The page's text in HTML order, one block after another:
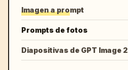
Imagen a prompt
Prompts de fotos
Diapositivas de GPT Image 2